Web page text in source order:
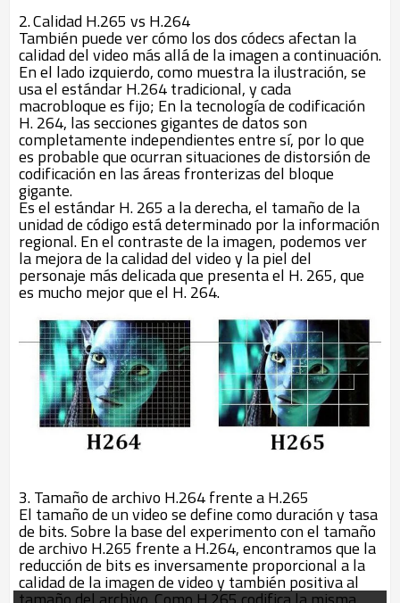
2.Calidad H.265 vs H.264
También puede ver cómo los dos códecs afectan la
calidad del video más allá de la imagen a continuación.
En el lado izquierdo, como muestra la ilustración, se
usa el estándar H.264 tradicional, y cada
macrobloque es fijo; En la tecnología de codificación
H. 264, las secciones gigantes de datos son
completamente independientes entre sí, por lo que
es probable que ocurran situaciones de distorsión de
codificación en las áreas fronterizas del bloque
gigante.
Es el estándar H. 265 a la derecha, el tamaño de la
unidad de código está determinado por la información
regional. En el contraste de la imagen, podemos ver
la mejora de la calidad del video y la piel del
personaje más delicada que presenta el H. 265, que
es mucho mejor que el H. 264.
3. Tamaño de archivo H.264 frente a H.265
El tamaño de un video se define como duración y tasa
de bits. Sobre la base del experimento con el tamaño
de archivo H.265 frente a H.264, encontramos que la
reducción de bits es inversamente proporcional a la
calidad de la imagen de video y también positiva al